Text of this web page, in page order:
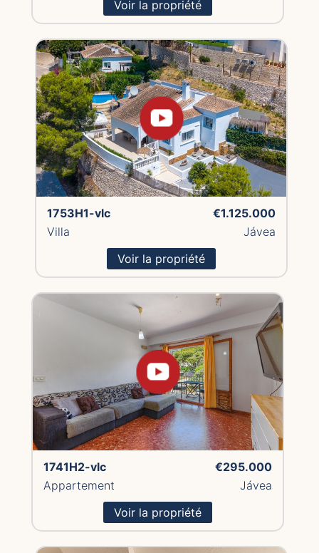
Voir la propriété
1753H1-vlc
€1.125.000
Villa
Jávea
Voir la propriété
1741H2-vlc
€295.000
Appartement
Jávea
Voir la propriété